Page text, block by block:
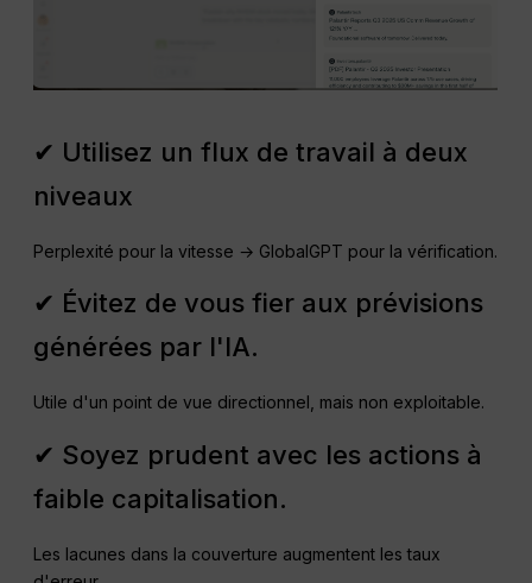
✔ Utilisez un flux de travail à deux
niveaux
Perplexité pour la vitesse → GlobalGPT pour la vérification.
✔ Évitez de vous fier aux prévisions
générées par l'IA.
Utile d'un point de vue directionnel, mais non exploitable.
✔ Soyez prudent avec les actions à
faible capitalisation.
Les lacunes dans la couverture augmentent les taux